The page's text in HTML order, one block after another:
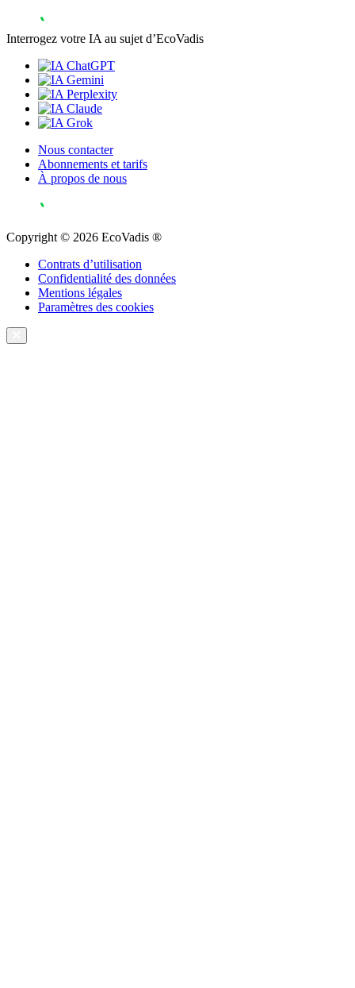
Interrogez votre IA au sujet d’EcoVadis
Nous contacter
Abonnements et tarifs
À propos de nous
Copyright © 2026 EcoVadis ®
Contrats d’utilisation
Confidentialité des données
Mentions légales
Paramètres des cookies